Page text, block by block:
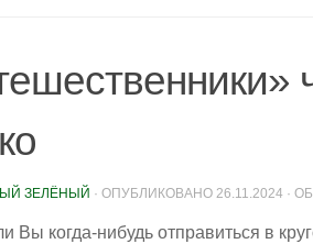
ЗЕЛЁНЫЙ · ОПУБЛИКОВАНО 26.11.2024 ·
Вы когда-нибудь отправиться в